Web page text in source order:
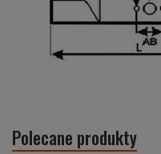
Polecane produkty